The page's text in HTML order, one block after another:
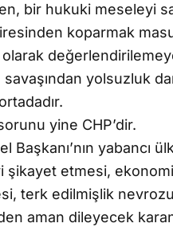
bir hukuki meseleyi
koparmak
yolsuzluk
yine CHP’dir.
Başkanı’nın yabancı
şikayet etmesi,
terk edilmişlik
aman dileyecek